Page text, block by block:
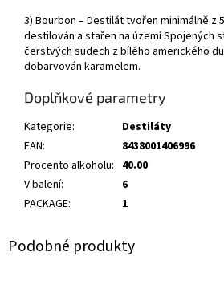
3) Bourbon – Destilát tvořen minimálně z
destilován a stařen na území Spojených
čerstvých sudech z bílého amerického
dobarvován karamelem.
Doplňkové parametry
Kategorie:
Destiláty
EAN:
8438001406996
Procento alkoholu: 40.00
V balení:
6
PACKAGE: 1